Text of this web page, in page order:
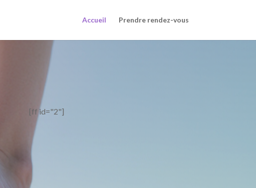
Accueil Prendre rendez-vous
[ff id="2"]